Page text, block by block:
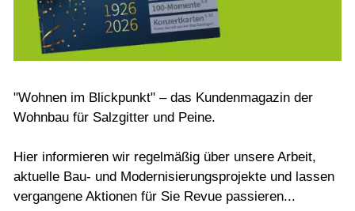
"Wohnen im Blickpunkt" – das Kundenmagazin der
Wohnbau für Salzgitter und Peine.
Hier informieren wir regelmäßig über unsere Arbeit,
aktuelle Bau- und Modernisierungsprojekte und lassen
vergangene Aktionen für Sie Revue passieren...